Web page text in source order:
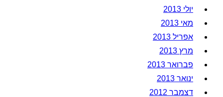
יולי 2013
מאי 2013
אפריל 2013
מרץ 2013
פברואר 2013
ינואר 2013
דצמבר 2012